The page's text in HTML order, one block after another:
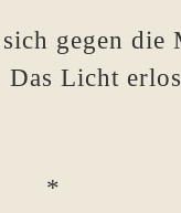
gegen
Licht
*